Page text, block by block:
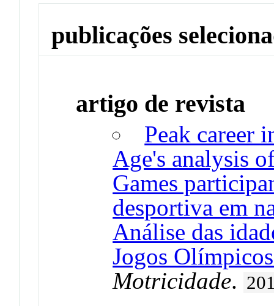
publicações
artigo de revista
Peak career
Age's analysis
Games
desportiva em
Análise das
Jogos
Motricidade.